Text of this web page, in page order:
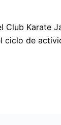
Club Karate
ciclo de